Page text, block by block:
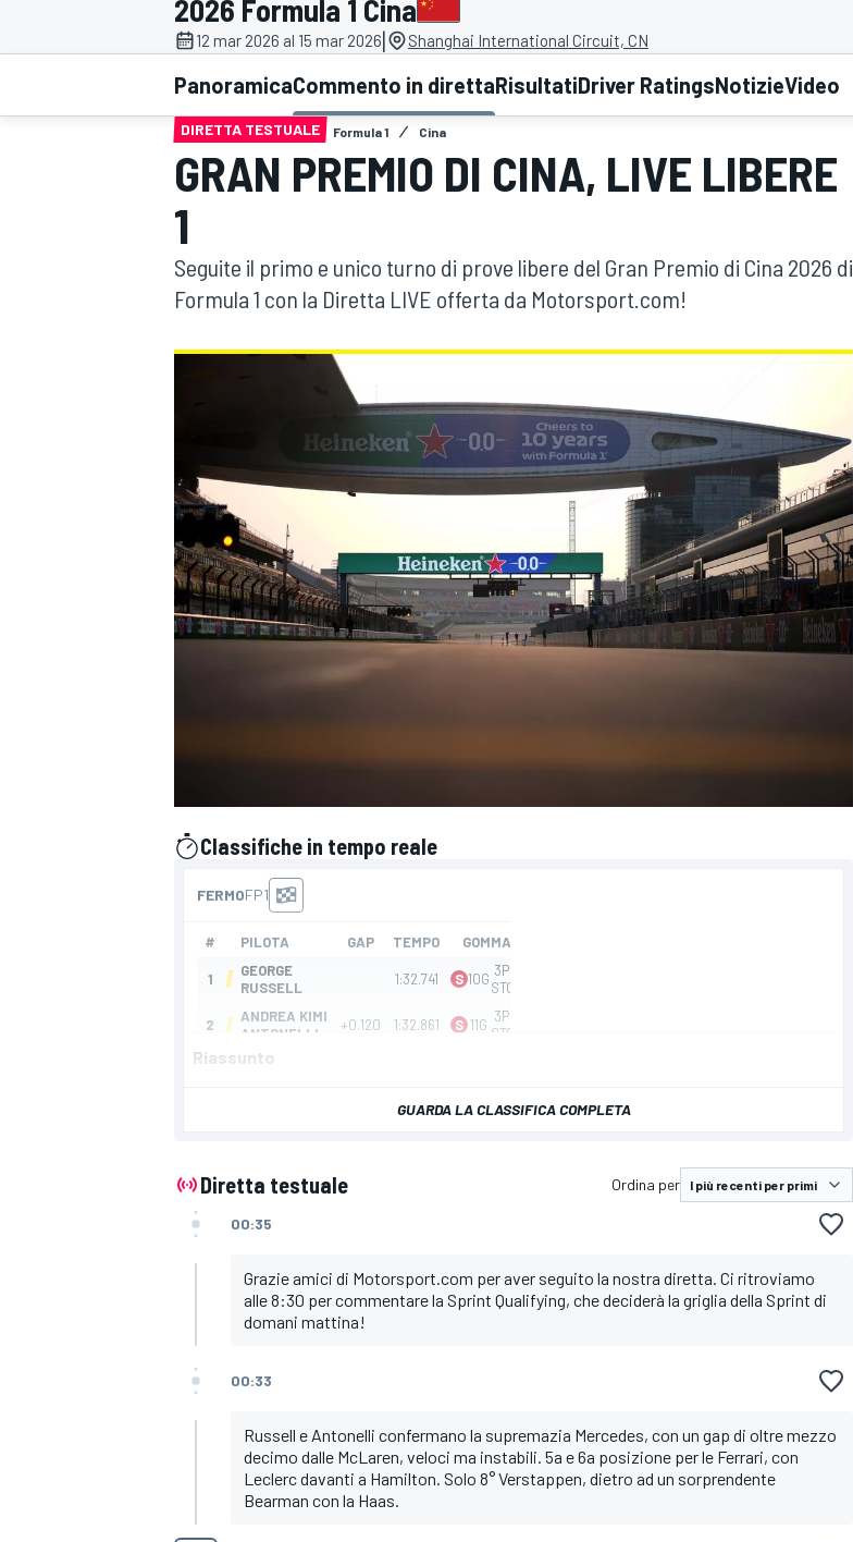
MOTOGP WEC
WRC
MONOPOSTO
2026 Formula 1 Cina
12 mar 2026 al 15 mar 2026| Shanghai International Circuit, CN
PanoramicaCommento in direttaRisultatiDriver RatingsNotizieVideo
DIRETTA TESTUALE Formula 1 Cina
GRAN PREMIO DI CINA, LIVE LIBERE
1
Seguite il primo e unico turno di prove libere del Gran Premio di Cina 2026 di
Formula 1 con la Diretta LIVE offerta da Motorsport.com!
Classifiche in tempo reale
presentato da
Riassunto
GUARDA LA CLASSIFICA COMPLETA
Diretta testuale Ordina per
00:35
Grazie amici di Motorsport.com per aver seguito la nostra diretta. Ci ritroviamo
alle 8:30 per commentare la Sprint Qualifying, che deciderà la griglia della Sprint di
domani mattina!
00:33
Russell e Antonelli confermano la supremazia Mercedes, con un gap di oltre mezzo
decimo dalle McLaren, veloci ma instabili. 5a e 6a posizione per le Ferrari, con
Leclerc davanti a Hamilton. Solo 8° Verstappen, dietro ad un sorprendente
Bearman con la Haas.